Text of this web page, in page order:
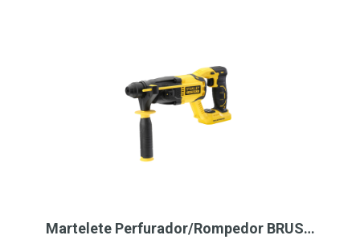
Martelete Perfurador/Rompedor BRUS…